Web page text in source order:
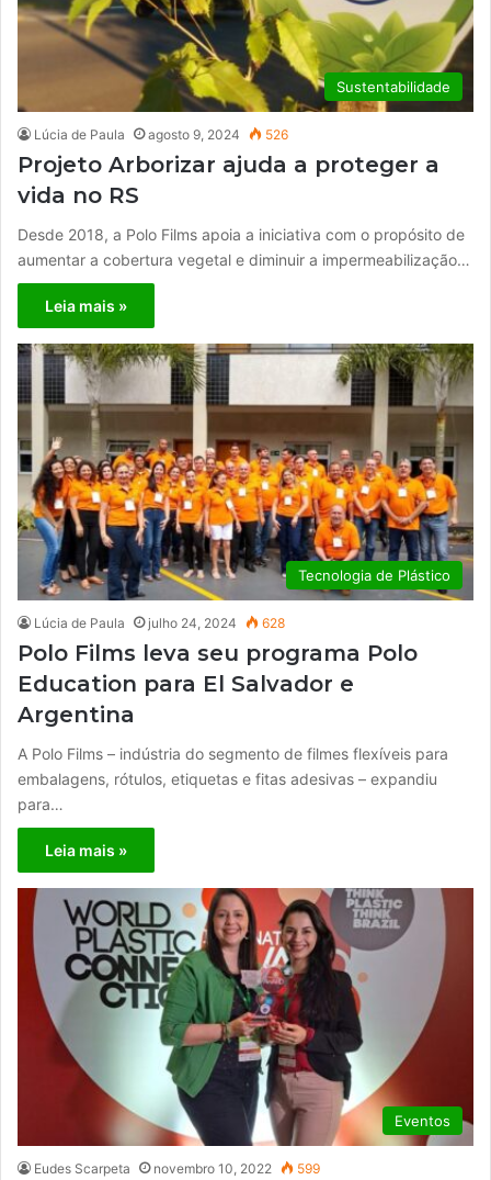
Sustentabilidade
Lúcia de Paula agosto 9, 2024 526
Projeto Arborizar ajuda a proteger a
vida no RS
Desde 2018, a Polo Films apoia a iniciativa com o propósito de
aumentar a cobertura vegetal e diminuir a impermeabilização…
Leia mais »
Tecnologia de Plástico
Lúcia de Paula julho 24, 2024 628
Polo Films leva seu programa Polo
Education para El Salvador e
Argentina
A Polo Films – indústria do segmento de filmes flexíveis para
embalagens, rótulos, etiquetas e fitas adesivas – expandiu
para…
Leia mais »
Eventos
Eudes Scarpeta novembro 10, 2022 599